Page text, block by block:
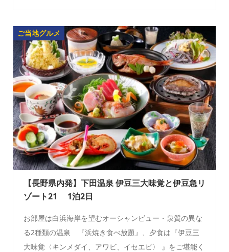
ご当地グルメ
【長野県内発】下田温泉 伊豆三大味覚と伊豆急リ
ゾート21 1泊2日
お部屋は白浜海岸を望むオーシャンビュー・泉質の異な
る2種類の温泉 『浜焼き食べ放題』、夕食は『伊豆三
大味覚〈キンメダイ、アワビ、イセエビ〉 』をご堪能く